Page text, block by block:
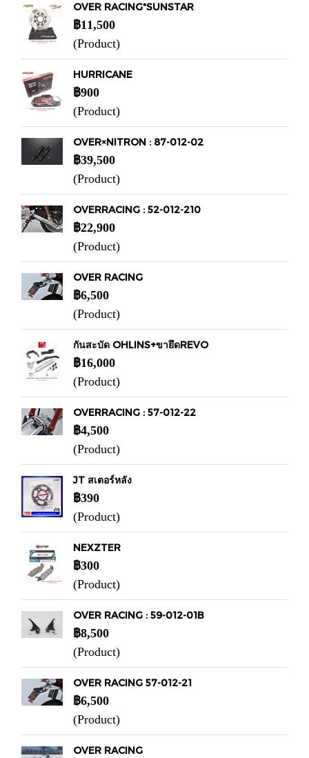
OVER RACING*SUNSTAR
฿11,500
(Product)
HURRICANE
฿900
(Product)
OVER×NITRON : 87-012-02
฿39,500
(Product)
OVERRACING : 52-012-210
฿22,900
(Product)
OVER RACING
฿6,500
(Product)
กันสะบัด OHLINS+ขายึดREVO
฿16,000
(Product)
OVERRACING : 57-012-22
฿4,500
(Product)
JT สเตอร์หลัง
฿390
(Product)
NEXZTER
฿300
(Product)
OVER RACING : 59-012-01B
฿8,500
(Product)
OVER RACING 57-012-21
฿6,500
(Product)
OVER RACING